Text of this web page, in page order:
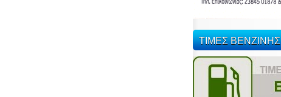
ΤΙΜΕΣ ΒΕΝΖΙΝΗΣ